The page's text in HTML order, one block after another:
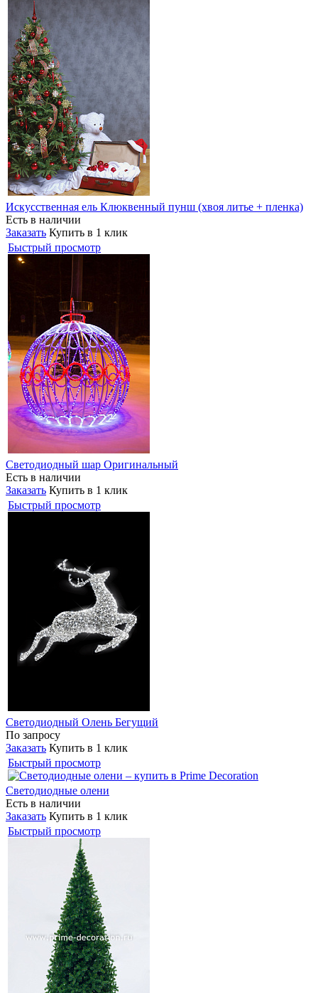
Искусственная ель Клюквенный пунш (хвоя литье + пленка)
Есть в наличии
Заказать Купить в 1 клик
Быстрый просмотр
Светодиодный шар Оригинальный
Есть в наличии
Заказать Купить в 1 клик
Быстрый просмотр
Светодиодный Олень Бегущий
По запросу
Заказать Купить в 1 клик
Быстрый просмотр
Светодиодные олени
Есть в наличии
Заказать Купить в 1 клик
Быстрый просмотр